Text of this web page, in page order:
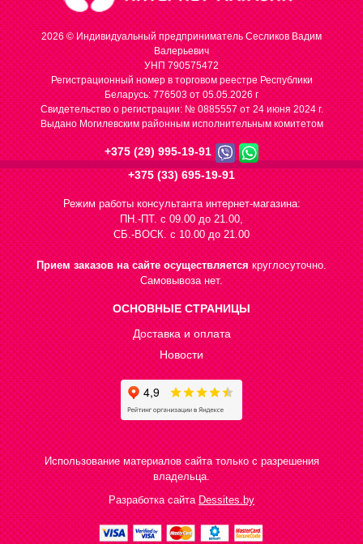
2026 © Индивидуальный предприниматель Сесликов Вадим
Валерьевич
УНП 790575472
Регистрационный номер в торговом реестре Республики
Беларусь: 776503 от 05.05.2026 г
Cвидетельство о регистрации: № 0885557 от 24 июня 2024 г.
Выдано Могилевским районным исполнительным комитетом
+375 (29) 995-19-91
+375 (33) 695-19-91
Режим работы консультанта интернет-магазина:
ПН.-ПТ. с 09.00 до 21.00,
СБ.-ВОСК. с 10.00 до 21.00
Прием заказов на сайте осуществляетсякруглосуточно.
Самовывоза нет.
ОСНОВНЫЕ СТРАНИЦЫ
Доставка и оплата
Новости
Использование материалов сайта только с разрешения
владельца.
Разработка сайтаDessites.by